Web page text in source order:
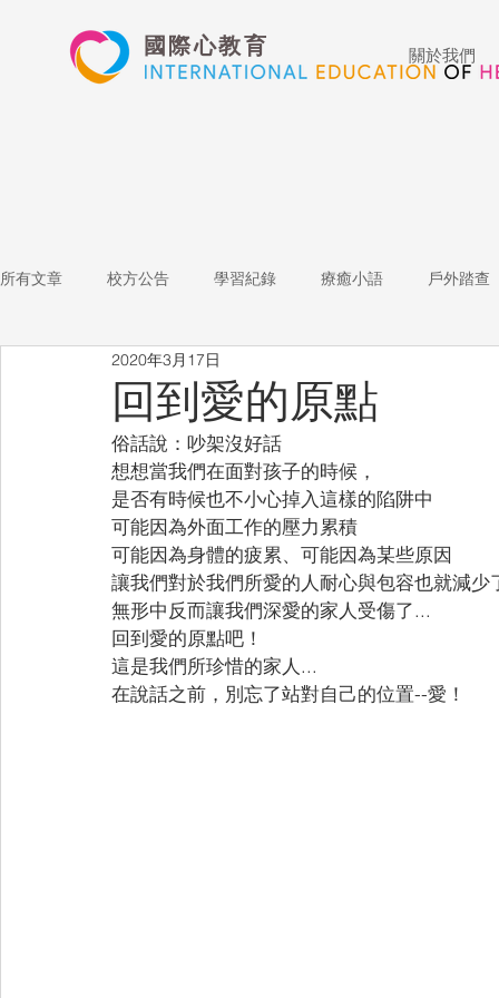
國際心教育 關於我們
所有文章 校方公告 學習紀錄 療癒小語 戶外踏查
表演藝術
心文藝競賽 國際教育 Star of the Week
回到愛的原點
2020年3月17日
俗話說：吵架沒好話
想想當我們在面對孩子的時候，
是否有時候也不小心掉入這樣的陷阱中
可能因為外面工作的壓力累積
可能因為身體的疲累、可能因為某些原因
讓我們對於我們所愛的人耐心與包容也就減少
無形中反而讓我們深愛的家人受傷了...
回到愛的原點吧！
這是我們所珍惜的家人...
在說話之前，別忘了站對自己的位置--愛！